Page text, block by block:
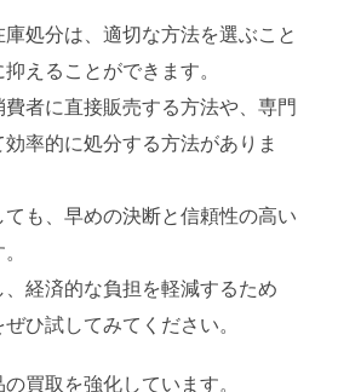
処分は、適切な方法を選ぶこと
えることができます。
者に直接販売する方法や、専門
率的に処分する方法がありま
も、早めの決断と信頼性の高い
経済的な負担を軽減するため
ひ試してみてください。
買取を強化しています。